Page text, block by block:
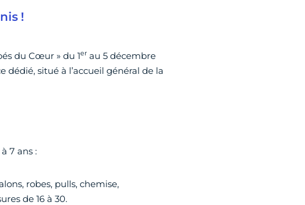
!
du Cœur » du 1erau 5 décembre
dédié, situé à l’accueil général de la
7 ans :
robes, pulls, chemise,
de 16 à 30.